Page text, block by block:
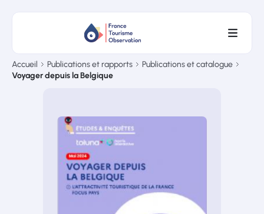
Accueil Publications et rapports
Publications et catalogue
Voyager depuis la Belgique